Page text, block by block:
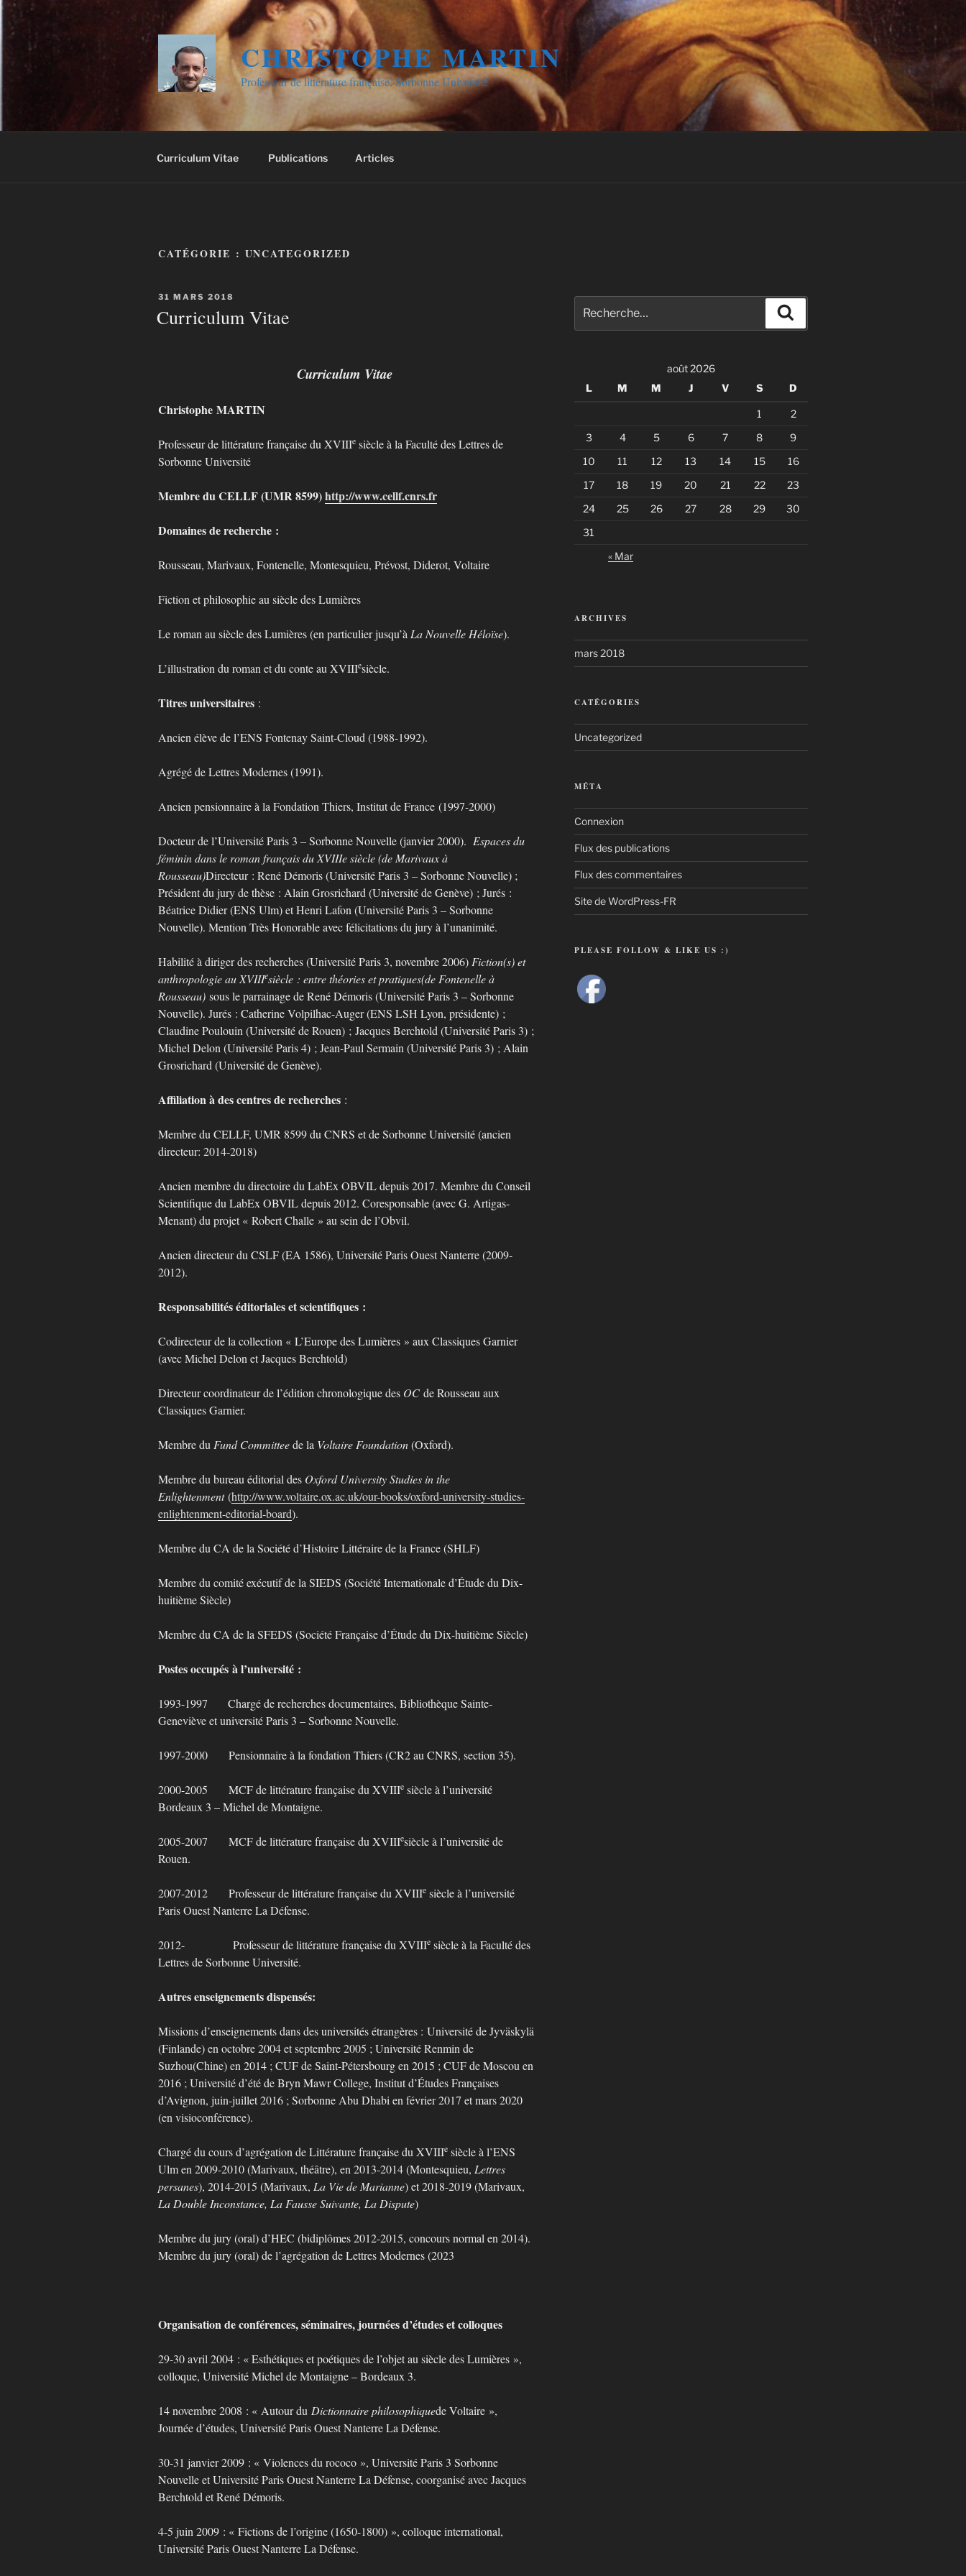
Aller
au
contenu
CHRISTOPHE MARTIN
Professeur de littérature française, Sorbonne Université
Curriculum Vitae Publications Articles
CATÉGORIE : UNCATEGORIZED
PUBLIÉ
31 MARS 2018
Curriculum Vitae
Curriculum Vitae
Christophe MARTIN
Professeur de littérature française du XVIIIe siècle à la Faculté des Lettres de
Sorbonne Université
Membre du CELLF (UMR 8599)http://www.cellf.cnrs.fr
Domaines de recherche :
Rousseau, Marivaux, Fontenelle, Montesquieu, Prévost, Diderot, Voltaire
Fiction et philosophie au siècle des Lumières
Le roman au siècle des Lumières (en particulier jusqu’à La Nouvelle Héloïse).
L’illustration du roman et du conte au XVIIIesiècle.
Titres universitaires :
Ancien élève de l’ENS Fontenay Saint-Cloud (1988-1992).
Agrégé de Lettres Modernes (1991).
Ancien pensionnaire à la Fondation Thiers, Institut de France (1997-2000)
Docteur de l’Université Paris 3 – Sorbonne Nouvelle (janvier 2000). Espaces du
féminin dans le roman français du XVIIIe siècle (de Marivaux à
Rousseau)Directeur : René Démoris (Université Paris 3 – Sorbonne Nouvelle) ;
Président du jury de thèse : Alain Grosrichard (Université de Genève) ; Jurés :
Béatrice Didier (ENS Ulm) et Henri Lafon (Université Paris 3 – Sorbonne
Nouvelle). Mention Très Honorable avec félicitations du jury à l’unanimité.
Habilité à diriger des recherches (Université Paris 3, novembre 2006) Fiction(s) et
anthropologie au XVIIIesiècle : entre théories et pratiques(de Fontenelle à
Rousseau) sous le parrainage de René Démoris (Université Paris 3 – Sorbonne
Nouvelle). Jurés : Catherine Volpilhac-Auger (ENS LSH Lyon, présidente) ;
Claudine Poulouin (Université de Rouen) ; Jacques Berchtold (Université Paris 3) ;
Michel Delon (Université Paris 4) ; Jean-Paul Sermain (Université Paris 3) ; Alain
Grosrichard (Université de Genève).
Affiliation à des centres de recherches :
Membre du CELLF, UMR 8599 du CNRS et de Sorbonne Université (ancien
directeur: 2014-2018)
Ancien membre du directoire du LabEx OBVIL depuis 2017. Membre du Conseil
Scientifique du LabEx OBVIL depuis 2012. Coresponsable (avec G. Artigas-
Menant) du projet « Robert Challe » au sein de l’Obvil.
Ancien directeur du CSLF (EA 1586), Université Paris Ouest Nanterre (2009-
2012).
Responsabilités éditoriales et scientifiques :
Codirecteur de la collection « L’Europe des Lumières » aux Classiques Garnier
(avec Michel Delon et Jacques Berchtold)
Directeur coordinateur de l’édition chronologique des OC de Rousseau aux
Classiques Garnier.
Membre du Fund Committeede la Voltaire Foundation(Oxford).
Membre du bureau éditorial des Oxford University Studies in the
Enlightenment(http://www.voltaire.ox.ac.uk/our-books/oxford-university-studies-
enlightenment-editorial-board).
Membre du CA de la Société d’Histoire Littéraire de la France (SHLF)
Membre du comité exécutif de la SIEDS (Société Internationale d’Étude du Dix-
huitième Siècle)
Membre du CA de la SFEDS (Société Française d’Étude du Dix-huitième Siècle)
Postes occupés à l’université :
1993-1997 Chargé de recherches documentaires, Bibliothèque Sainte-
Geneviève et université Paris 3 – Sorbonne Nouvelle.
1997-2000 Pensionnaire à la fondation Thiers (CR2 au CNRS, section 35).
2000-2005 MCF de littérature française du XVIIIe siècle à l’université
Bordeaux 3 – Michel de Montaigne.
2005-2007 MCF de littérature française du XVIIIesiècle à l’université de
Rouen.
2007-2012 Professeur de littérature française du XVIIIe siècle à l’université
Paris Ouest Nanterre La Défense.
2012- Professeur de littérature française du XVIIIe siècle à la Faculté des
Lettres de Sorbonne Université.
Autres enseignements dispensés:
Missions d’enseignements dans des universités étrangères : Université de Jyväskylä
(Finlande) en octobre 2004 et septembre 2005 ; Université Renmin de
Suzhou(Chine) en 2014 ; CUF de Saint-Pétersbourg en 2015 ; CUF de Moscou en
2016 ; Université d’été de Bryn Mawr College, Institut d’Études Françaises
d’Avignon, juin-juillet 2016 ; Sorbonne Abu Dhabi en février 2017 et mars 2020
(en visioconférence).
Chargé du cours d’agrégation de Littérature française du XVIIIe siècle à l’ENS
Ulm en 2009-2010 (Marivaux, théâtre), en 2013-2014 (Montesquieu, Lettres
persanes), 2014-2015 (Marivaux, La Vie de Marianne) et 2018-2019 (Marivaux,
La Double Inconstance, La Fausse Suivante, La Dispute)
Membre du jury (oral) d’HEC (bidiplômes 2012-2015, concours normal en 2014).
Membre du jury (oral) de l’agrégation de Lettres Modernes (2023
Organisation de conférences, séminaires, journées d’études et colloques
29-30 avril 2004 : « Esthétiques et poétiques de l’objet au siècle des Lumières »,
colloque, Université Michel de Montaigne – Bordeaux 3.
14 novembre 2008 : « Autour du Dictionnaire philosophiquede Voltaire »,
Journée d’études, Université Paris Ouest Nanterre La Défense.
30-31 janvier 2009 : « Violences du rococo », Université Paris 3 Sorbonne
Nouvelle et Université Paris Ouest Nanterre La Défense, coorganisé avec Jacques
Berchtold et René Démoris.
4-5 juin 2009 : « Fictions de l’origine (1650-1800) », colloque international,
Université Paris Ouest Nanterre La Défense.
pour
:
août 2026
L
M M J V S D
1
2
3
4 5 6 7 8
9
10
11 12 13 14 15
16
17
18 19 20 21 22
23
24
25 26 27 28 29
30
31
« Mar
ARCHIVES
mars 2018
CATÉGORIES
Uncategorized
MÉTA
Connexion
Flux des publications
Flux des commentaires
Site de WordPress-FR
PLEASE FOLLOW & LIKE US :)